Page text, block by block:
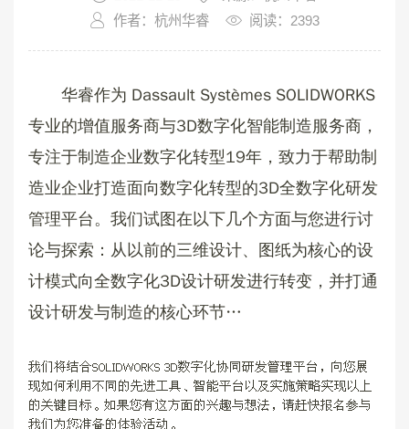
作者：杭州华睿
阅读：2393
华睿作为 Dassault Systèmes SOLIDWORKS
专业的增值服务商与3D数字化智能制造服务商，
专注于制造企业数字化转型19年，致力于帮助制
造业企业打造面向数字化转型的3D全数字化研发
管理平台。我们试图在以下几个方面与您进行讨
论与探索：从以前的三维设计、图纸为核心的设
计模式向全数字化3D设计研发进行转变，并打通
设计研发与制造的核心环节…
我们将结合SOLIDWORKS 3D数字化协同研发管理平台，向您展
现如何利用不同的先进工具、智能平台以及实施策略实现以上
的关键目标。如果您有这方面的兴趣与想法，请赶快报名参与
我们为您准备的体验活动。